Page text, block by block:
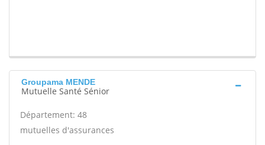
Groupama MENDE
Mutuelle Santé Sénior
Département: 48
mutuelles d'assurances